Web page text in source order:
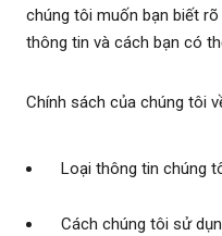
chúng tôi muốn bạn biết
thông tin và cách bạn có
Chính sách của chúng tôi
Loại thông tin chúng
Cách chúng tôi sử